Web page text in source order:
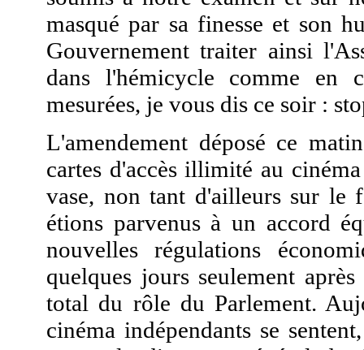
masqué par sa finesse et son
Gouvernement traiter ainsi
dans l'hémicycle comme en
mesurées, je vous dis ce soir :
L'amendement déposé ce
cartes d'accès illimité au
vase, non tant d'ailleurs sur le
étions parvenus à un accord
nouvelles régulations
quelques jours seulement
total du rôle du Parlement.
cinéma indépendants se